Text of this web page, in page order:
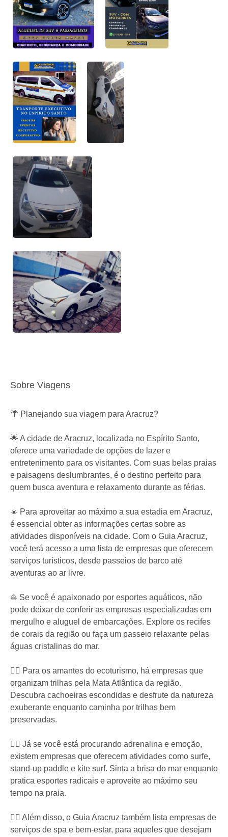
Sobre Viagens
🌴 Planejando sua viagem para Aracruz?
🌟 A cidade de Aracruz, localizada no Espírito Santo,
oferece uma variedade de opções de lazer e
entretenimento para os visitantes. Com suas belas praias
e paisagens deslumbrantes, é o destino perfeito para
quem busca aventura e relaxamento durante as férias.
☀️ Para aproveitar ao máximo a sua estadia em Aracruz,
é essencial obter as informações certas sobre as
atividades disponíveis na cidade. Com o Guia Aracruz,
você terá acesso a uma lista de empresas que oferecem
serviços turísticos, desde passeios de barco até
aventuras ao ar livre.
⛵️ Se você é apaixonado por esportes aquáticos, não
pode deixar de conferir as empresas especializadas em
mergulho e aluguel de embarcações. Explore os recifes
de corais da região ou faça um passeio relaxante pelas
águas cristalinas do mar.
🚴‍♀️ Para os amantes do ecoturismo, há empresas que
organizam trilhas pela Mata Atlântica da região.
Descubra cachoeiras escondidas e desfrute da natureza
exuberante enquanto caminha por trilhas bem
preservadas.
🏄‍♂️ Já se você está procurando adrenalina e emoção,
existem empresas que oferecem atividades como surfe,
stand-up paddle e kite surf. Sinta a brisa do mar enquanto
pratica esportes radicais e aproveite ao máximo seu
tempo na praia.
💆‍♀️ Além disso, o Guia Aracruz também lista empresas de
serviços de spa e bem-estar, para aqueles que desejam